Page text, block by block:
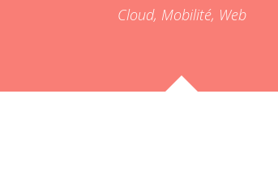
Cloud, Mobilité, Web